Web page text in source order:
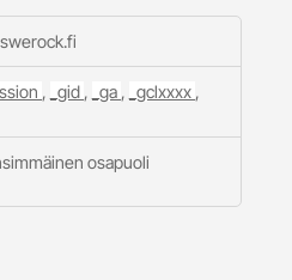
swerock.fi
, _gid , _ga , _gclxxxx ,
osapuoli